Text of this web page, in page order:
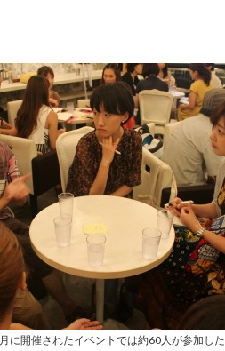
に開催されたイベントでは約60人が参加した